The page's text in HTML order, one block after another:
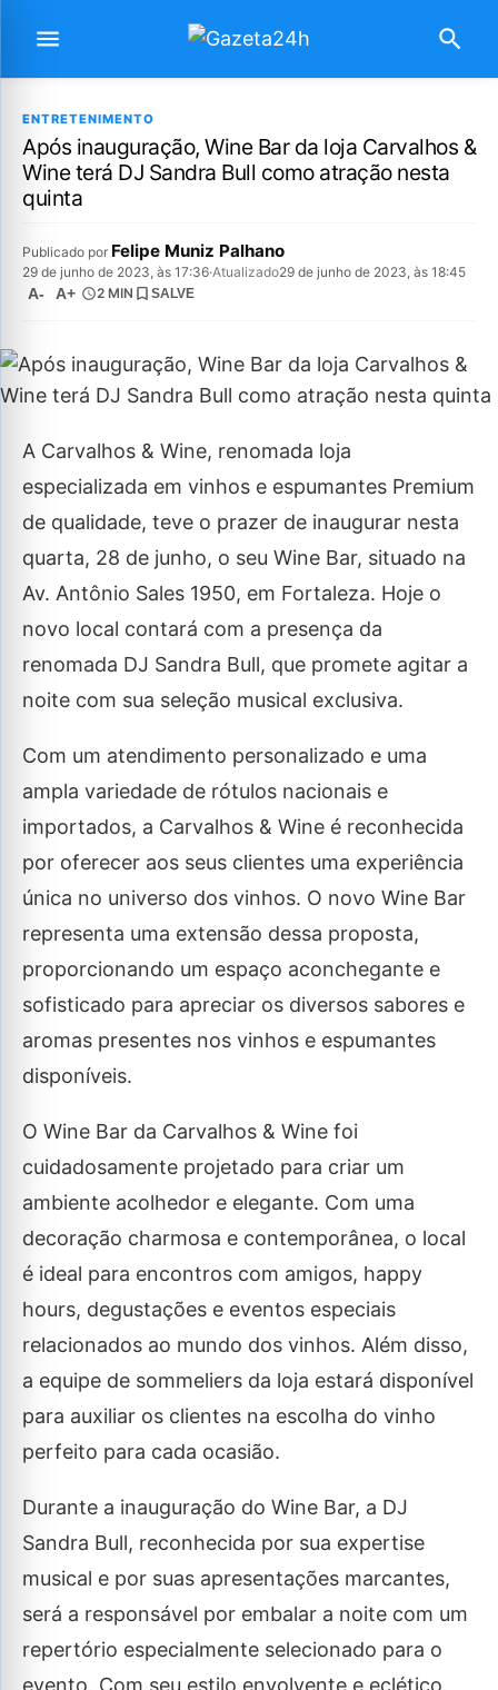
ENTRETENIMENTO
Após inauguração, Wine Bar da loja Carvalhos &
Wine terá DJ Sandra Bull como atração nesta
quinta
Publicado por Felipe Muniz Palhano
29 de junho de 2023, às 17:36·Atualizado29 de junho de 2023, às 18:45
A- A+ 2 MIN SALVE
A Carvalhos & Wine, renomada loja
especializada em vinhos e espumantes Premium
de qualidade, teve o prazer de inaugurar nesta
quarta, 28 de junho, o seu Wine Bar, situado na
Av. Antônio Sales 1950, em Fortaleza. Hoje o
novo local contará com a presença da
renomada DJ Sandra Bull, que promete agitar a
noite com sua seleção musical exclusiva.
Com um atendimento personalizado e uma
ampla variedade de rótulos nacionais e
importados, a Carvalhos & Wine é reconhecida
por oferecer aos seus clientes uma experiência
única no universo dos vinhos. O novo Wine Bar
representa uma extensão dessa proposta,
proporcionando um espaço aconchegante e
sofisticado para apreciar os diversos sabores e
aromas presentes nos vinhos e espumantes
disponíveis.
O Wine Bar da Carvalhos & Wine foi
cuidadosamente projetado para criar um
ambiente acolhedor e elegante. Com uma
decoração charmosa e contemporânea, o local
é ideal para encontros com amigos, happy
hours, degustações e eventos especiais
relacionados ao mundo dos vinhos. Além disso,
a equipe de sommeliers da loja estará disponível
para auxiliar os clientes na escolha do vinho
perfeito para cada ocasião.
Durante a inauguração do Wine Bar, a DJ
Sandra Bull, reconhecida por sua expertise
musical e por suas apresentações marcantes,
será a responsável por embalar a noite com um
repertório especialmente selecionado para o
evento. Com seu estilo envolvente e eclético,